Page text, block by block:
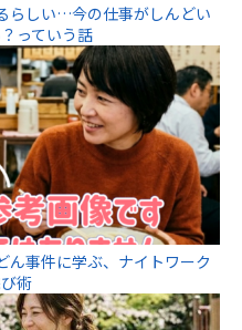
らしい…今の仕事がしんどい
っていう話
ん事件に学ぶ、ナイトワーク
術